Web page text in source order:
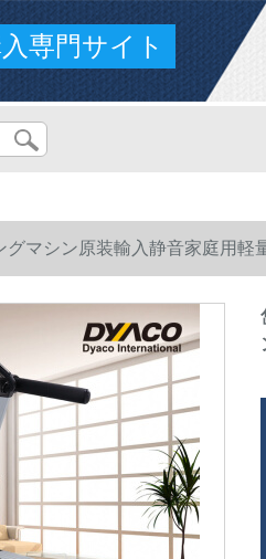
専門サイト
マシン原装輸入静音家庭用軽